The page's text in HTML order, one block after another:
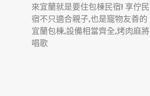
來宜蘭就是要住包棟民宿! 享佇民
宿不只適合親子,也是寵物友善的
宜蘭包棟,設備相當齊全,烤肉麻將
唱歌